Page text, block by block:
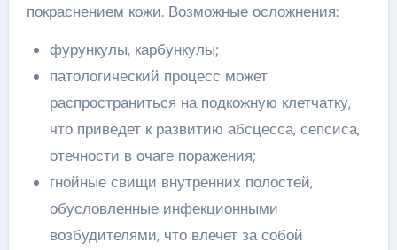
покраснением кожи. Возможные осложнения:
фурункулы, карбункулы;
патологический процесс может
распространиться на подкожную клетчатку,
что приведет к развитию абсцесса, сепсиса,
отечности в очаге поражения;
гнойные свищи внутренних полостей,
обусловленные инфекционными
возбудителями, что влечет за собой